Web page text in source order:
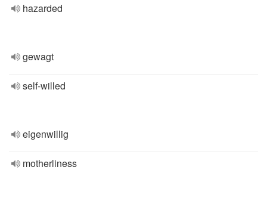
hazarded
gewagt
self-willed
eigenwillig
motherliness